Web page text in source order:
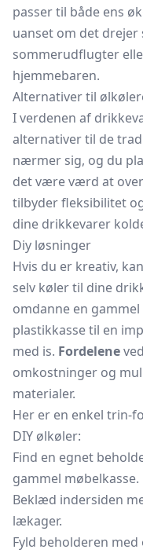
passer til både ens
uanset om det drejer
sommerudflugter
hjemmebaren.
Alternativer til
I verdenen af
alternativer til de
nærmer sig, og du
det være værd at
tilbyder fleksibilitet
dine drikkevarer
Diy løsninger
Hvis du er kreativ,
selv køler til dine
omdanne en gammel
plastikkasse til en
med is. Fordelene
omkostninger og
materialer.
Her er en enkel trin-
DIY ølkøler:
Find en egnet
gammel møbelkasse.
Beklæd indersiden
lækager.
Fyld beholderen